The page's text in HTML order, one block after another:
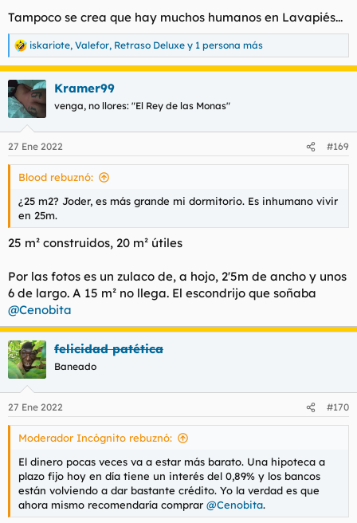
Tampoco se crea que hay muchos humanos en Lavapiés...
R
e
a
c
c
i
e
s
iskariote, Valefor, Retraso Deluxe y 1 persona más
Kramer99
venga, no llores: "El Rey de las Monas"
27 Ene 2022 #169
Blood rebuznó:
¿25 m2? Joder, es más grande mi dormitorio. Es inhumano vivir
en 25m.
25 m² construidos, 20 m² útiles
Por las fotos es un zulaco de, a hojo, 2'5m de ancho y unos
6 de largo. A 15 m² no llega. El escondrijo que soñaba
@Cenobita
felicidad patética
Baneado
27 Ene 2022 #170
Moderador Incógnito rebuznó:
El dinero pocas veces va a estar más barato. Una hipoteca a
plazo fijo hoy en día tiene un interés del 0,89% y los bancos
están volviendo a dar bastante crédito. Yo la verdad es que
ahora mismo recomendaría comprar @Cenobita.